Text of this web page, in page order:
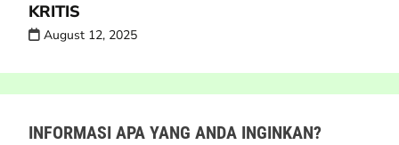
KRITIS
August 12, 2025
INFORMASI APA YANG ANDA INGINKAN?